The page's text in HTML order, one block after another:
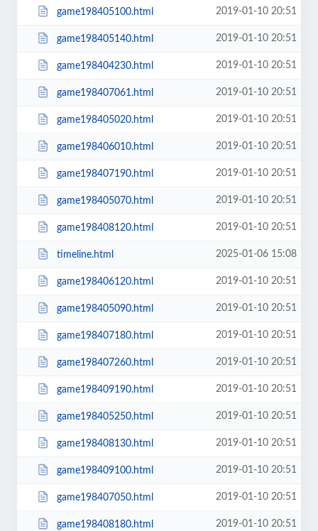
game198405100.html 2019-01-10 20:51
game198405140.html 2019-01-10 20:51
game198404230.html 2019-01-10 20:51
game198407061.html 2019-01-10 20:51
game198405020.html 2019-01-10 20:51
game198406010.html 2019-01-10 20:51
game198407190.html 2019-01-10 20:51
game198405070.html 2019-01-10 20:51
game198408120.html 2019-01-10 20:51
timeline.html 2025-01-06 15:08
game198406120.html 2019-01-10 20:51
game198405090.html 2019-01-10 20:51
game198407180.html 2019-01-10 20:51
game198407260.html 2019-01-10 20:51
game198409190.html 2019-01-10 20:51
game198405250.html 2019-01-10 20:51
game198408130.html 2019-01-10 20:51
game198409100.html 2019-01-10 20:51
game198407050.html 2019-01-10 20:51
game198408180.html 2019-01-10 20:51